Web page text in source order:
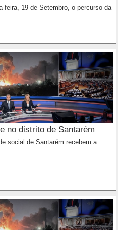
feira, 19 de Setembro, o percurso da
no distrito de Santarém
social de Santarém recebem a